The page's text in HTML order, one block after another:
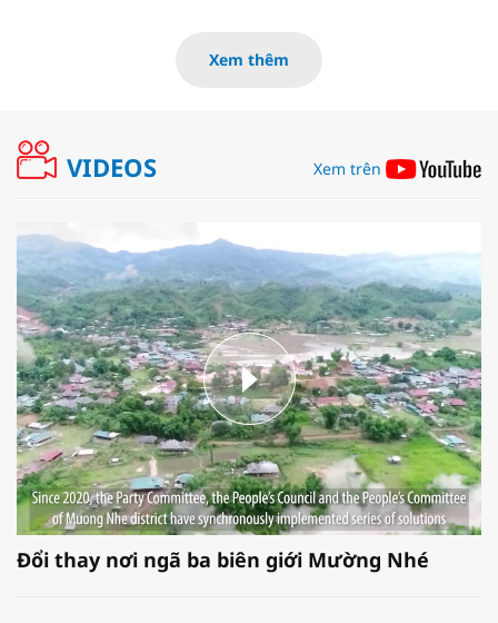
Xem thêm
VIDEOS Xem trên
Đổi thay nơi ngã ba biên giới Mường Nhé